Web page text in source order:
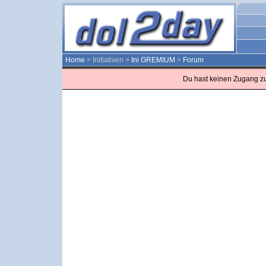
Home > Initiativen > Ini GREMIUM > Forum
Du hast keinen Zugang